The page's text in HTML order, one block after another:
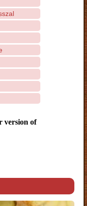
version of